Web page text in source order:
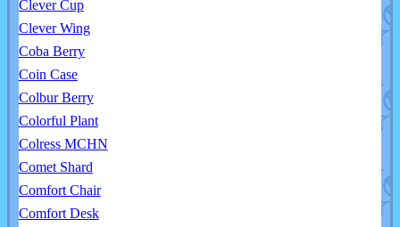
Clever Cup
Clever Wing
Coba Berry
Coin Case
Colbur Berry
Colorful Plant
Colress MCHN
Comet Shard
Comfort Chair
Comfort Desk